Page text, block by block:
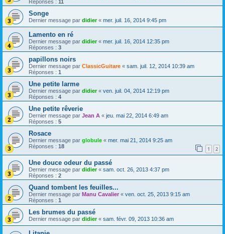
Réponses : 11
Songe
Dernier message par didier« mer. juil. 16, 2014 9:45 pm
Lamento en ré
Dernier message par didier« mer. juil. 16, 2014 12:35 pm
Réponses : 3
papillons noirs
Dernier message par ClassicGuitare « sam. juil. 12, 2014 10:39 am
Réponses : 1
Une petite larme
Dernier message par didier« ven. juil. 04, 2014 12:19 pm
Réponses : 4
Une petite rêverie
Dernier message par Jean A « jeu. mai 22, 2014 6:49 am
Réponses : 5
Rosace
Dernier message par globule « mer. mai 21, 2014 9:25 am
Réponses : 18 1 2
Une douce odeur du passé
Dernier message par didier« sam. oct. 26, 2013 4:37 pm
Réponses : 2
Quand tombent les feuilles...
Dernier message par Manu Cavalier « ven. oct. 25, 2013 9:15 am
Réponses : 1
Les brumes du passé
Dernier message par didier« sam. févr. 09, 2013 10:36 am